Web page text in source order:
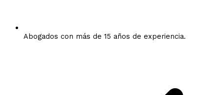
Abogados con más de 15 años de experiencia.